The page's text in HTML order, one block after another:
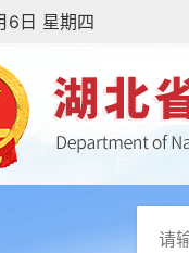
6日 星期四